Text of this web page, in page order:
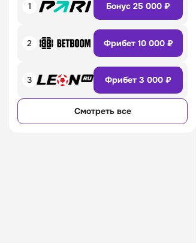
1 Бонус 25 000 ₽
2 Фрибет 10 000 ₽
3 Фрибет 3 000 ₽
Смотреть все